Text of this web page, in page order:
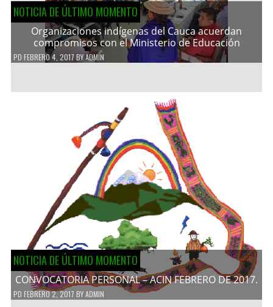
NOTICIA DE ÚLTIMO MOMENTO
Organizaciones indígenas del Cauca acuerdan
compromisos con el Ministerio de Educación
PD FEBRERO 4, 2017 BYADMIN
NOTICIA DE ÚLTIMO MOMENTO
CONVOCATORIA PERSONAL – ACIN FEBRERO DE 2017.
PD FEBRERO 2, 2017 BYADMIN